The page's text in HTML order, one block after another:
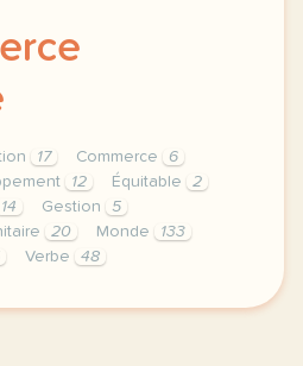
17 Commerce
6
12 Équitable
2
14 Gestion
5
20 Monde
133
Verbe 48
duree 150 minutes 2